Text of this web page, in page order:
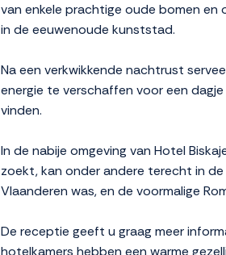
van enkele prachtige oude bomen
in de eeuwenoude kunststad.
Na een verkwikkende nachtrust
energie te verschaffen voor een
vinden.
In de nabije omgeving van Hotel
zoekt, kan onder andere terecht in
Vlaanderen was, en de voormalige
De receptie geeft u graag meer